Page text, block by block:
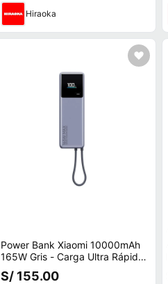
Hiraoka
Power Bank Xiaomi 10000mAh
165W Gris - Carga Ultra Rápida
y con cable integrado
S/ 155.00